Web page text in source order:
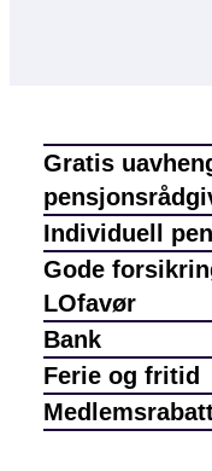
Gratis
Individuell
Gode
LOfavør
Bank
Ferie og fritid